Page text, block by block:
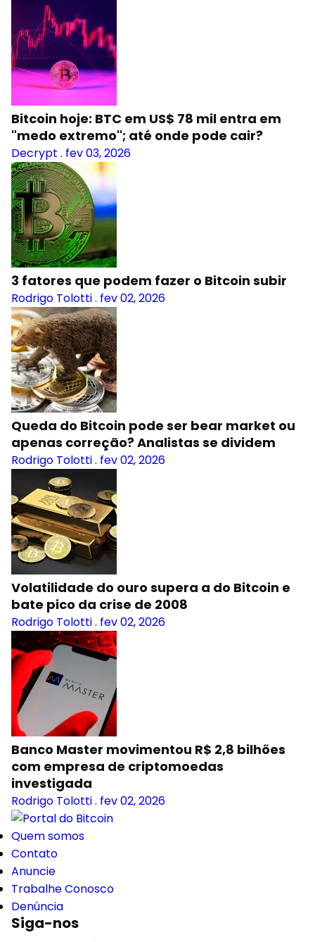
Bitcoin hoje: BTC em US$ 78 mil entra em
"medo extremo"; até onde pode cair?
Decrypt . fev 03, 2026
3 fatores que podem fazer o Bitcoin subir
Rodrigo Tolotti. fev 02, 2026
Queda do Bitcoin pode ser bear market ou
apenas correção? Analistas se dividem
Rodrigo Tolotti. fev 02, 2026
Volatilidade do ouro supera a do Bitcoin e
bate pico da crise de 2008
Rodrigo Tolotti. fev 02, 2026
Banco Master movimentou R$ 2,8 bilhões
com empresa de criptomoedas
investigada
Rodrigo Tolotti. fev 02, 2026
Quem somos
Contato
Anuncie
Trabalhe Conosco
Denúncia
Siga-nos